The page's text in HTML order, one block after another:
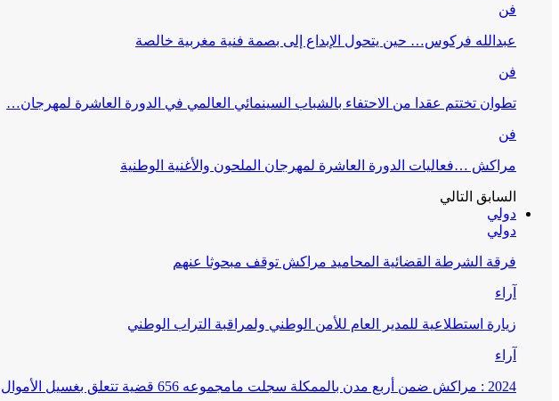
فن
عبدالله فركوس… حين يتحول الإبداع إلى بصمة فنية مغربية خالصة
فن
تطوان تختتم عقدا من الاحتفاء بالشباب السينمائي العالمي في الدورة العاشرة لمهرجان…
فن
مراكش …فعاليات الدورة العاشرة لمهرجان الملحون والأغنية الوطنية
السابق التالي
دولي
دولي
فرقة الشرطة القضائية المحاميد مراكش توقف مبحوثا عنهم
آراء
زيارة استطلاعية للمدير العام للأمن الوطني ولمراقبة التراب الوطني
آراء
2024 : مراكش ضمن أربع مدن بالممكلة سجلت مامجموعه 656 قضية تتعلق بغسيل الأموال